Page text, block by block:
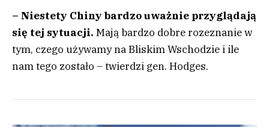
– Niestety Chiny bardzo uważnie przyglądają
się tej sytuacji. Mają bardzo dobre rozeznanie w
tym, czego używamy na Bliskim Wschodzie i ile
nam tego zostało – twierdzi gen. Hodges.